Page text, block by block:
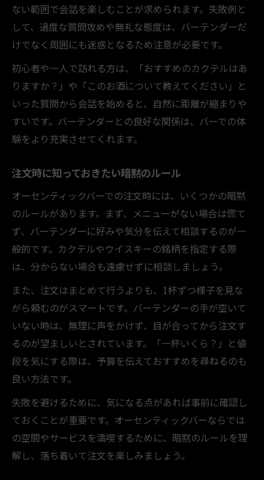
ない範囲で会話を楽しむことが求められます。失敗例と
して、過度な質問攻めや無礼な態度は、バーテンダーだ
けでなく周囲にも迷惑となるため注意が必要です。
初心者や一人で訪れる方は、「おすすめのカクテルはあ
りますか？」や「このお酒について教えてください」と
いった質問から会話を始めると、自然に距離が縮まりや
すいです。バーテンダーとの良好な関係は、バーでの体
験をより充実させてくれます。
注文時に知っておきたい暗黙のルール
オーセンティックバーでの注文時には、いくつかの暗黙
のルールがあります。まず、メニューがない場合は慌て
ず、バーテンダーに好みや気分を伝えて相談するのが一
般的です。カクテルやウイスキーの銘柄を指定する際
は、分からない場合も遠慮せずに相談しましょう。
また、注文はまとめて行うよりも、1杯ずつ様子を見な
がら頼むのがスマートです。バーテンダーの手が空いて
いない時は、無理に声をかけず、目が合ってから注文す
るのが望ましいとされています。「一杯いくら？」と値
段を気にする際は、予算を伝えておすすめを尋ねるのも
良い方法です。
失敗を避けるために、気になる点があれば事前に確認し
ておくことが重要です。オーセンティックバーならでは
の空間やサービスを満喫するために、暗黙のルールを理
解し、落ち着いて注文を楽しみましょう。